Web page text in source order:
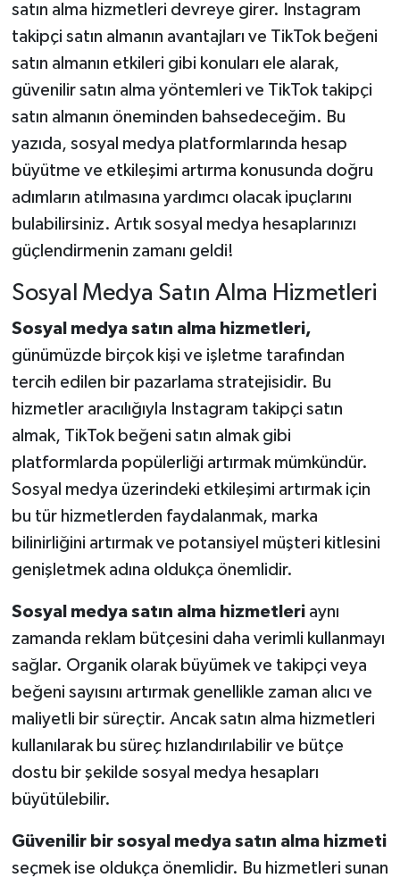
satın alma hizmetleri devreye girer. Instagram
takipçi satın almanın avantajları ve TikTok beğeni
satın almanın etkileri gibi konuları ele alarak,
güvenilir satın alma yöntemleri ve TikTok takipçi
satın almanın öneminden bahsedeceğim. Bu
yazıda, sosyal medya platformlarında hesap
büyütme ve etkileşimi artırma konusunda doğru
adımların atılmasına yardımcı olacak ipuçlarını
bulabilirsiniz. Artık sosyal medya hesaplarınızı
güçlendirmenin zamanı geldi!
Sosyal Medya Satın Alma Hizmetleri
Sosyal medya satın alma hizmetleri,
günümüzde birçok kişi ve işletme tarafından
tercih edilen bir pazarlama stratejisidir. Bu
hizmetler aracılığıyla Instagram takipçi satın
almak, TikTok beğeni satın almak gibi
platformlarda popülerliği artırmak mümkündür.
Sosyal medya üzerindeki etkileşimi artırmak için
bu tür hizmetlerden faydalanmak, marka
bilinirliğini artırmak ve potansiyel müşteri kitlesini
genişletmek adına oldukça önemlidir.
Sosyal medya satın alma hizmetleriaynı
zamanda reklam bütçesini daha verimli kullanmayı
sağlar. Organik olarak büyümek ve takipçi veya
beğeni sayısını artırmak genellikle zaman alıcı ve
maliyetli bir süreçtir. Ancak satın alma hizmetleri
kullanılarak bu süreç hızlandırılabilir ve bütçe
dostu bir şekilde sosyal medya hesapları
büyütülebilir.
Güvenilir bir sosyal medya satın alma hizmeti
seçmek ise oldukça önemlidir. Bu hizmetleri sunan